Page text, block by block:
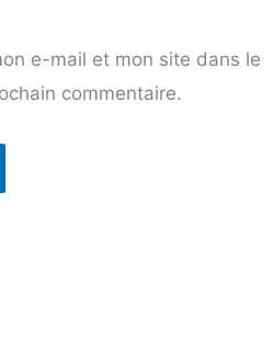
e-mail et mon site dans le
commentaire.